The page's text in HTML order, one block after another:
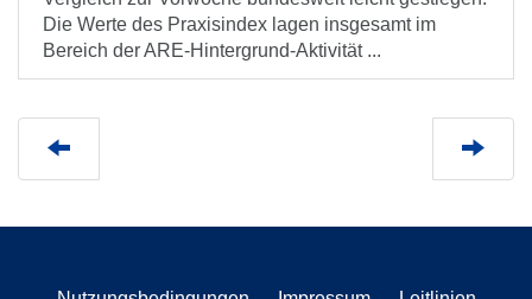
Die Werte des Praxisindex lagen insgesamt im
Bereich der ARE-Hintergrund-Aktivität ...